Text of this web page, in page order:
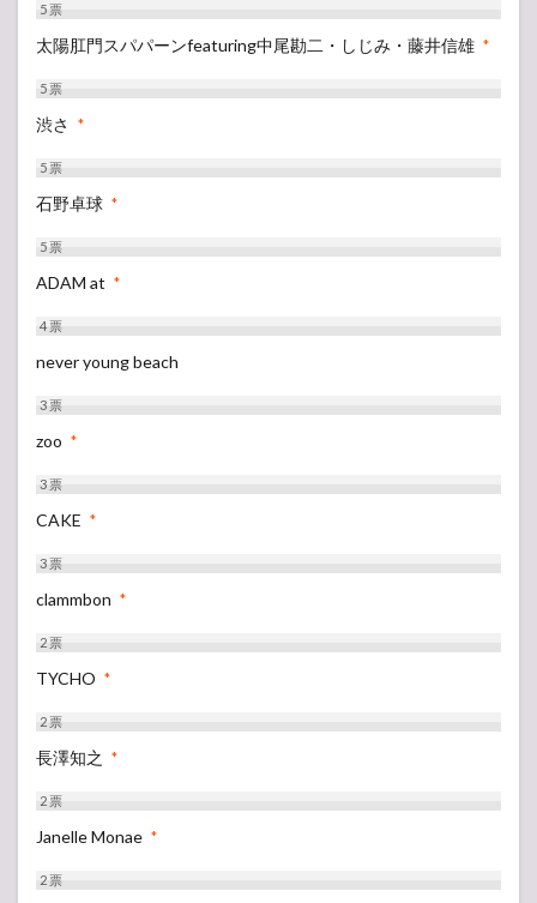
5票
太陽肛門スパパーンfeaturing中尾勘二・しじみ・藤井信雄‬ *
5票
渋さ *
5票
石野卓球 *
5票
ADAM at *
4票
never young beach
3票
zoo *
3票
CAKE *
3票
clammbon *
2票
TYCHO *
2票
長澤知之 *
2票
Janelle Monae *
2票